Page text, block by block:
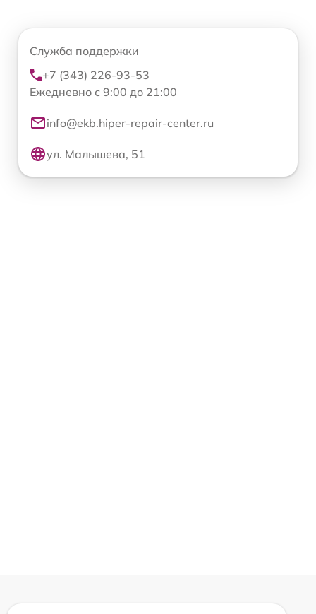
Служба поддержки
+7 (343) 226-93-53
Ежедневно с 9:00 до 21:00
info@ekb.hiper-repair-center.ru
ул. Малышева, 51